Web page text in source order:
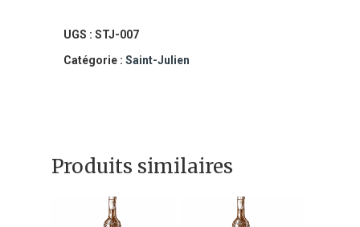
Ducru
2016
Classé
UGS : STJ-007
Catégorie : Saint-Julien
Produits similaires